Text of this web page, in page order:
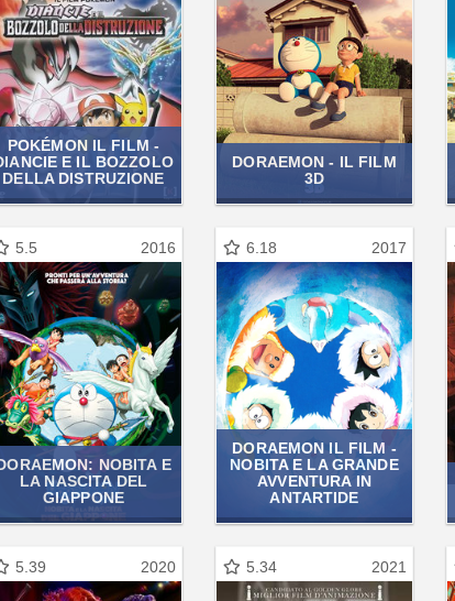
POKÉMON IL FILM -
E IL BOZZOLO
DELLA DISTRUZIONE
DORAEMON - IL FILM
3D
5.5 2016
NOBITA E
LA NASCITA DEL
GIAPPONE
6.18 2017
DORAEMON IL FILM -
NOBITA E LA GRANDE
AVVENTURA IN
ANTARTIDE
5.39 2020 5.34 2021